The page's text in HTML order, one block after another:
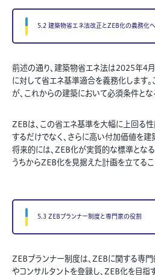
5.2 建築物省エネ法改正とZEB化の義務化
前述の通り、建築物省エネ法は2025年4
に対して省エネ基準適合を義務化します
が、これからの建築において必須条件とな
ZEBは、この省エネ基準を大幅に上回る
するだけでなく、さらに高い付加価値を建
将来的には、ZEB化が実質的な標準とな
うちからZEB化を見据えた計画を立てるこ
5.3 ZEBプランナー制度と専門家の役割
ZEBプランナー制度は、ZEBに関する専
やコンサルタントを登録し、ZEB化を目